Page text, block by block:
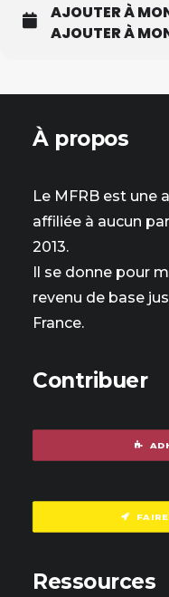
AJOUTER À
AJOUTER À
À propos
Le MFRB est une
affiliée à aucun
2013.
Il se donne pour
revenu de base
France.
Contribuer
Ressources